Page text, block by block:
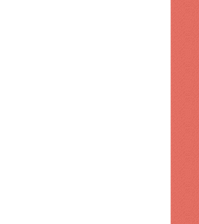
2 semanas hace
El CEO entrante de Apple
carrera cinematográfica
compañía